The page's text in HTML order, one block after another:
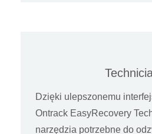
Dzięki ulepszonemu
Ontrack EasyRecovery
narzędzia potrzebne do